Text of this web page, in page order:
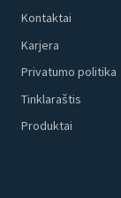
Kontaktai
Karjera
Privatumo politika
Tinklaraštis
Produktai